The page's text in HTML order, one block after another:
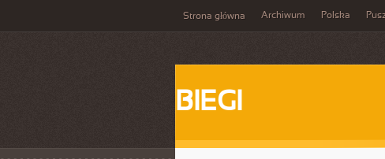
Strona główna Archiwum Polska
BIEGI